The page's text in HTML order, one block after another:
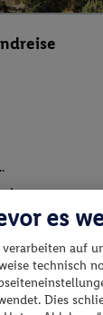
p.P. ab
1'666
es
auf
technisch
Dies